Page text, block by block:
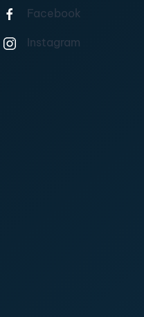
Facebook
Instagram